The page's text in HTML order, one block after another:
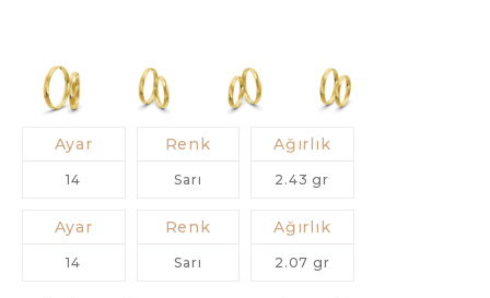
Ayar
14
Renk
Sarı
Ağırlık
2.43 gr
Ayar
14
Renk
Sarı
Ağırlık
2.07 gr